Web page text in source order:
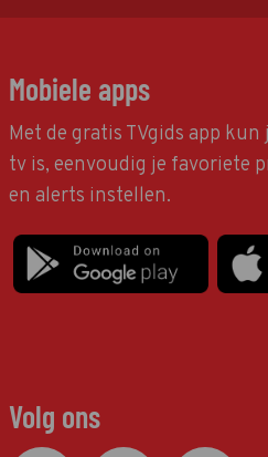
Mobiele apps
Met de gratis TVgids app
tv is, eenvoudig je favoriete
en alerts instellen.
Volg ons